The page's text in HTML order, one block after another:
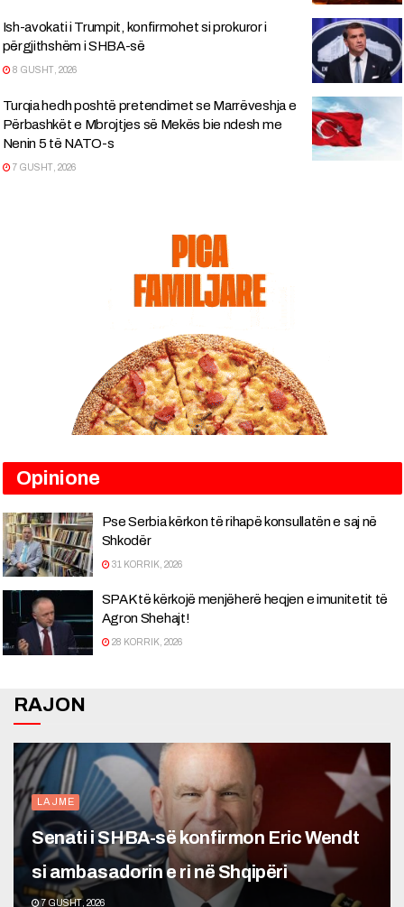
Ish-avokati i Trumpit, konfirmohet si prokuror i
përgjithshëm i SHBA-së
8 GUSHT, 2026
Turqia hedh poshtë pretendimet se Marrëveshja e
Përbashkët e Mbrojtjes së Mekës bie ndesh me
Nenin 5 të NATO-s
7 GUSHT, 2026
Opinione
Pse Serbia kërkon të rihapë konsullatën e saj në
Shkodër
31 KORRIK, 2026
SPAK të kërkojë menjëherë heqjen e imunitetit të
Agron Shehajt!
28 KORRIK, 2026
RAJON
LAJME
Senati i SHBA-së konfirmon Eric Wendt
si ambasadorin e ri në Shqipëri
7 GUSHT, 2026